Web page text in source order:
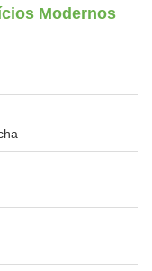
Modernos